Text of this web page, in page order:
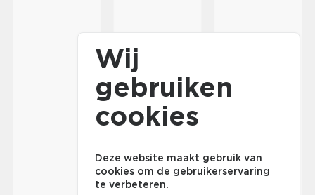
Wij
gebruiken
cookies
Deze website maakt gebruik van
cookies om de gebruikerservaring
te verbeteren.